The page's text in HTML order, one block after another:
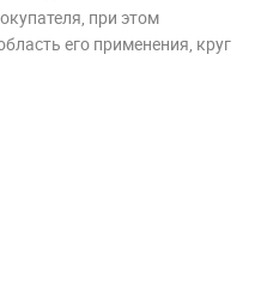
при этом
его применения, круг